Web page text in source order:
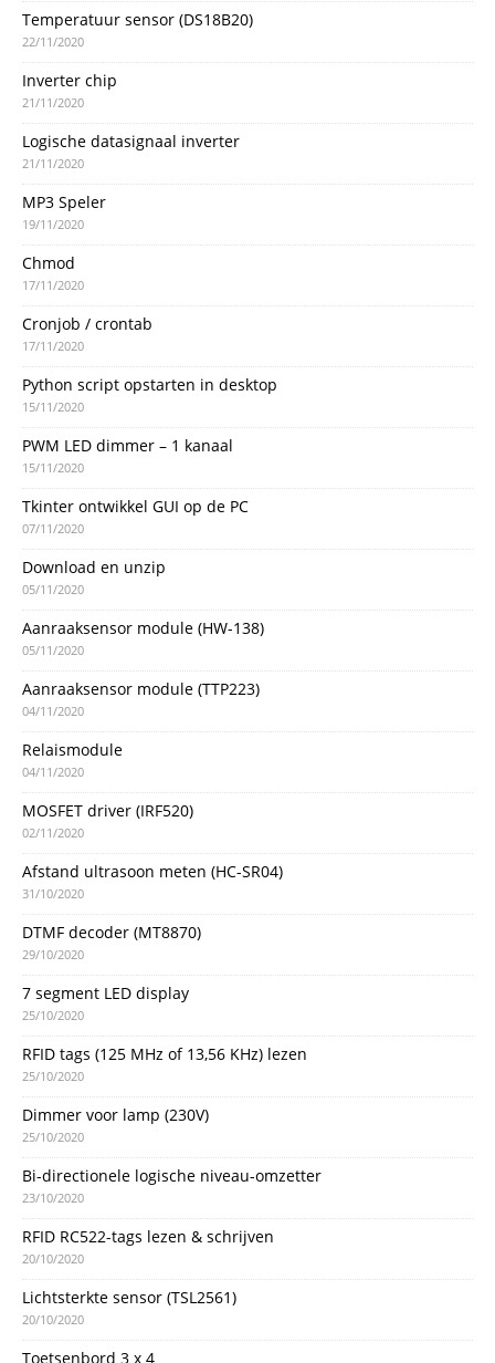
Temperatuur sensor (DS18B20)
22/11/2020
Inverter chip
21/11/2020
Logische datasignaal inverter
21/11/2020
MP3 Speler
19/11/2020
Chmod
17/11/2020
Cronjob / crontab
17/11/2020
Python script opstarten in desktop
15/11/2020
PWM LED dimmer – 1 kanaal
15/11/2020
Tkinter ontwikkel GUI op de PC
07/11/2020
Download en unzip
05/11/2020
Aanraaksensor module (HW-138)
05/11/2020
Aanraaksensor module (TTP223)
04/11/2020
Relaismodule
04/11/2020
MOSFET driver (IRF520)
02/11/2020
Afstand ultrasoon meten (HC-SR04)
31/10/2020
DTMF decoder (MT8870)
29/10/2020
7 segment LED display
25/10/2020
RFID tags (125 MHz of 13,56 KHz) lezen
25/10/2020
Dimmer voor lamp (230V)
25/10/2020
Bi-directionele logische niveau-omzetter
23/10/2020
RFID RC522-tags lezen & schrijven
20/10/2020
Lichtsterkte sensor (TSL2561)
20/10/2020
Toetsenbord 3 x 4